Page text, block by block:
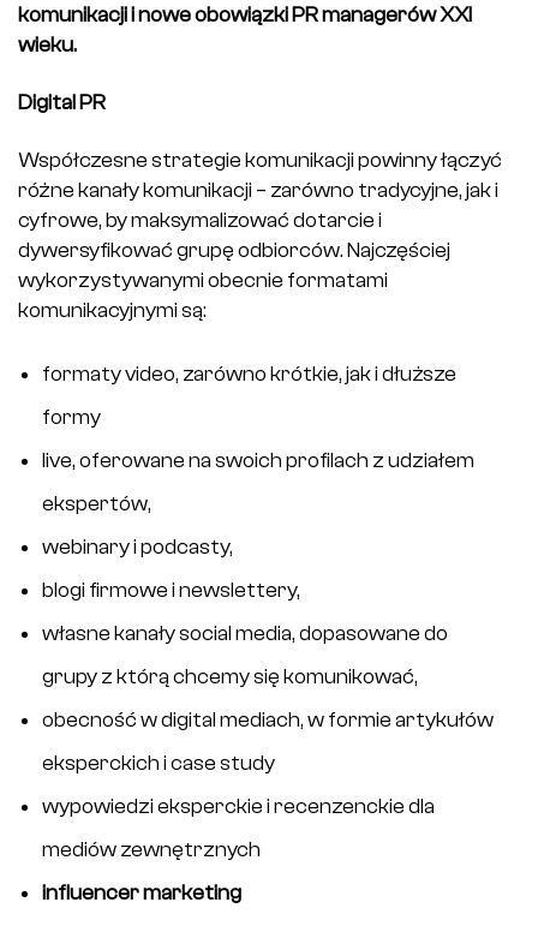
komunikacji i nowe obowiązki PR managerów XXI
wieku.
Digital PR
Współczesne strategie komunikacji powinny łączyć
różne kanały komunikacji – zarówno tradycyjne, jak i
cyfrowe, by maksymalizować dotarcie i
dywersyfikować grupę odbiorców. Najczęściej
wykorzystywanymi obecnie formatami
komunikacyjnymi są:
formaty video, zarówno krótkie, jak i dłuższe
formy
live, oferowane na swoich profilach z udziałem
ekspertów,
webinary i podcasty,
blogi firmowe i newslettery,
własne kanały social media, dopasowane do
grupy z którą chcemy się komunikować,
obecność w digital mediach, w formie artykułów
eksperckich i case study
wypowiedzi eksperckie i recenzenckie dla
mediów zewnętrznych
influencer marketing